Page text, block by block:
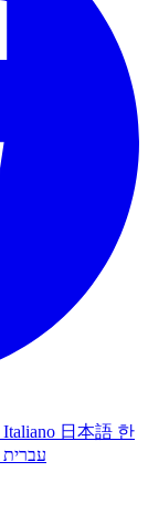
Italiano 日本語 한
עברית